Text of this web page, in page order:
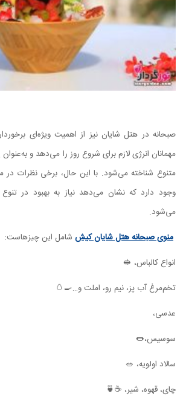
صبحانه در هتل شایان نیز از اهمیت ویژه‌ای
مهمانان انرژی لازم برای شروع روز را می‌دهد و
متنوع شناخته می‌شود. با این حال، برخی نظرات در
وجود دارد که نشان می‌دهد نیاز به بهبود در
می‌شود.
منوی صبحانه هتل شایان کیش شامل این چیزهاست:
انواع کالباس، 🥪
تخم‌مرغ آب پز، نیم رو، املت و…🍳🥚
عدسی،
سوسیس،🌭
سالاد اولویه، 🥗
چای، قهوه، شیر، ☕️🍵